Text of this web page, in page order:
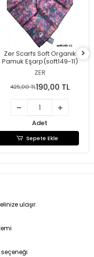
Zer Scarfs Soft Organik
Pamuk Eşarp(soft149-11)
ZER
425,00 TL190,00 TL
Adet
Sepete Ekle
ulaşır.